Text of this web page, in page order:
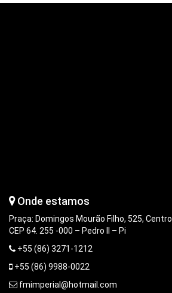
Onde estamos
Praça: Domingos Mourão Filho, 525, Centro
CEP 64. 255 -000 – Pedro II – Pi
+55 (86) 3271-1212
+55 (86) 9988-0022
fmimperial@hotmail.com